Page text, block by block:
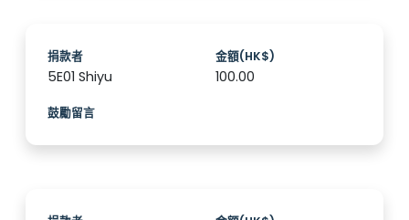
捐款者
5E01 Shiyu
金額(HK$)
100.00
鼓勵留言